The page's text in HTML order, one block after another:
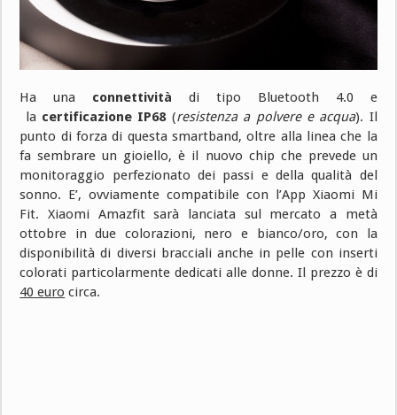
Ha una connettività di tipo Bluetooth 4.0 e
la certificazione IP68(resistenza a polvere e acqua). Il
punto di forza di questa smartband, oltre alla linea che la
fa sembrare un gioiello, è il nuovo chip che prevede un
monitoraggio perfezionato dei passi e della qualità del
sonno. E’, ovviamente compatibile con l’App Xiaomi Mi
Fit. Xiaomi Amazfit sarà lanciata sul mercato a metà
ottobre in due colorazioni, nero e bianco/oro, con la
disponibilità di diversi bracciali anche in pelle con inserti
colorati particolarmente dedicati alle donne. Il prezzo è di
40 euro circa.